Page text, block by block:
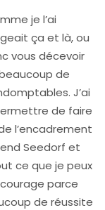
je l’ai
ça et là, ou
vous décevoir
de
J’ai
de faire
l’encadrement
Seedorf et
ce que je peux
parce
de réussite